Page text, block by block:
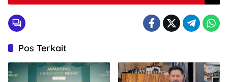
Pos Terkait